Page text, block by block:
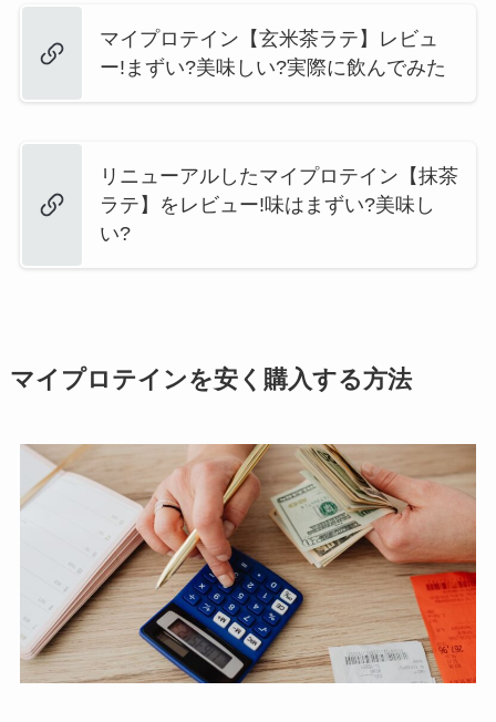
マイプロテイン【玄米茶ラテ】レビュ
ー!まずい?美味しい?実際に飲んでみた
リニューアルしたマイプロテイン【抹茶
ラテ】をレビュー!味はまずい?美味し
い?
マイプロテインを安く購入する方法